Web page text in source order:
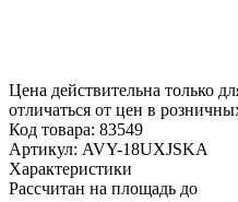
Цена действительна только
отличаться от цен в
Код товара: 83549
Артикул: AVY-18UXJSKA
Характеристики
Рассчитан на площадь до